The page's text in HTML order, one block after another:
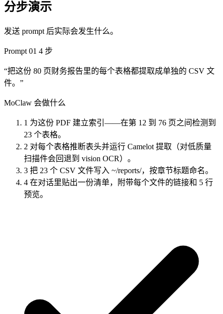
分步演示
发送 prompt 后实际会发生什么。
Prompt 01 4 步
“把这份 80 页财务报告里的每个表格都提取成单独的 CSV 文
件。”
MoClaw 会做什么
1 为这份 PDF 建立索引——在第 12 到 76 页之间检测到
23 个表格。
2 对每个表格推断表头并运行 Camelot 提取（对低质量
扫描件会回退到 vision OCR）。
3 把 23 个 CSV 文件写入 ~/reports/，按章节标题命名。
4 在对话里贴出一份清单，附带每个文件的链接和 5 行
预览。